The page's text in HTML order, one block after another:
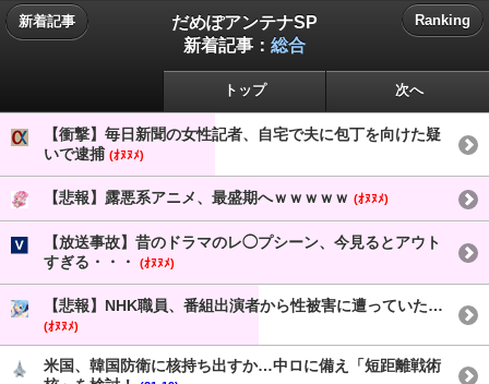
新着記事
だめぽアンテナSP
新着記事： 総合
Ranking
トップ 次へ
【衝撃】毎日新聞の女性記者、自宅で夫に包丁を向けた疑
いで逮捕 (ｵﾇﾇﾒ)
【悲報】露悪系アニメ、最盛期へｗｗｗｗｗ (ｵﾇﾇﾒ)
【放送事故】昔のドラマのレ◯プシーン、今見るとアウト
すぎる・・・
(ｵﾇﾇﾒ)
【悲報】NHK職員、番組出演者から性被害に遭っていた…
(ｵﾇﾇﾒ)
米国、韓国防衛に核持ち出すか…中ロに備え「短距離戦術